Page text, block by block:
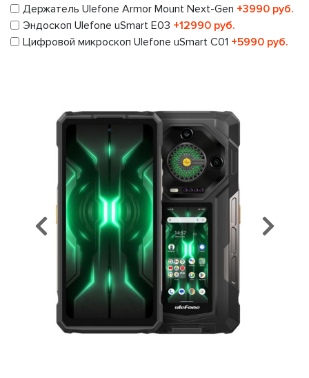
Предыдущий
Держатель Ulefone Armor Mount Next-Gen +3990 руб.
Эндоскоп Ulefone uSmart E03 +12990 руб.
Цифровой микроскоп Ulefone uSmart C01 +5990 руб.